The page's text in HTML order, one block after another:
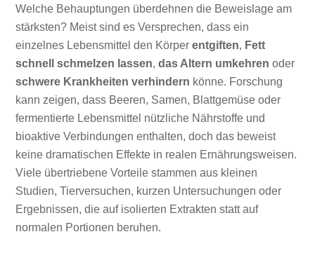
Welche Behauptungen überdehnen die Beweislage am
stärksten? Meist sind es Versprechen, dass ein
einzelnes Lebensmittel den Körperentgiften, Fett
schnell schmelzen lassen,das Altern umkehren oder
schwere Krankheiten verhindern könne. Forschung
kann zeigen, dass Beeren, Samen, Blattgemüse oder
fermentierte Lebensmittel nützliche Nährstoffe und
bioaktive Verbindungen enthalten, doch das beweist
keine dramatischen Effekte in realen Ernährungsweisen.
Viele übertriebene Vorteile stammen aus kleinen
Studien, Tierversuchen, kurzen Untersuchungen oder
Ergebnissen, die auf isolierten Extrakten statt auf
normalen Portionen beruhen.